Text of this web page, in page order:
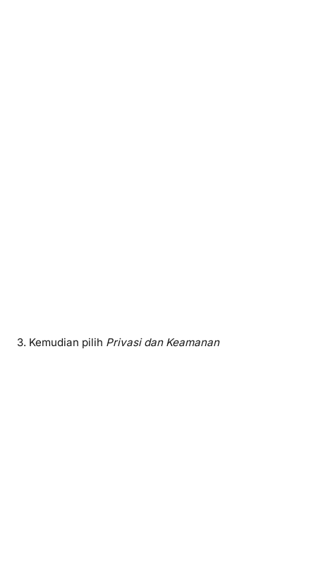
3. Kemudian pilih Privasi dan Keamanan